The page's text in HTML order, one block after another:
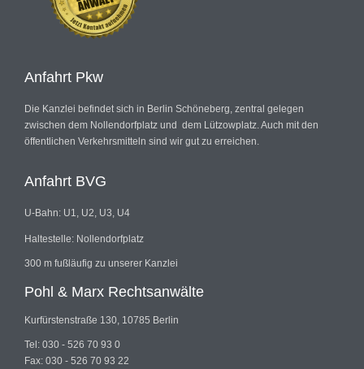
Anfahrt Pkw
Die Kanzlei befindet sich in Berlin Schöneberg, zentral gelegen
zwischen dem Nollendorfplatz und dem Lützowplatz. Auch mit den
öffentlichen Verkehrsmitteln sind wir gut zu erreichen.
Anfahrt BVG
U-Bahn: U1, U2, U3, U4
Haltestelle: Nollendorfplatz
300 m fußläufig zu unserer Kanzlei
Pohl & Marx Rechtsanwälte
Kurfürstenstraße 130, 10785 Berlin
Tel: 030 - 526 70 93 0
Fax: 030 - 526 70 93 22